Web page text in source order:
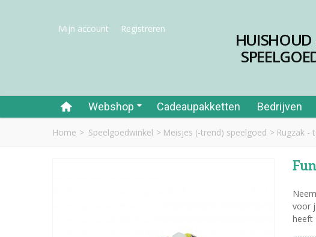
Mijn account Registreren
Webshop Cadeaupakketten Bedrijven
Home > Speelgoedwinkel > Meisjes (-trend) speelgoed > Rugzak -
voor
heeft